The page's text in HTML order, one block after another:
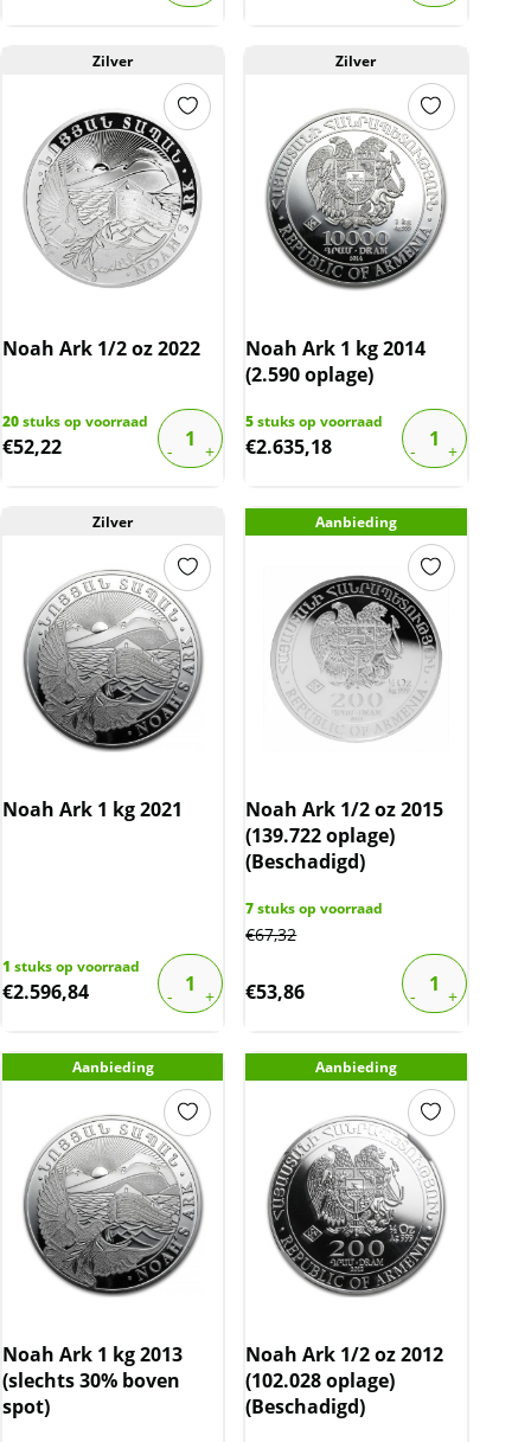
Zilver
Noah Ark 1/2 oz 2022
20stuks op voorraad
€52,22
Zilver
Noah Ark 1 kg 2014
(2.590 oplage)
5stuks op voorraad
€2.635,18
Zilver
Noah Ark 1 kg 2021
1 stuks op voorraad
€2.596,84
Aanbieding
Noah Ark 1/2 oz 2015
(139.722 oplage)
(Beschadigd)
7stuks op voorraad
€67,32
€53,86
Aanbieding
Noah Ark 1 kg 2013
(slechts 30% boven
spot)
Aanbieding
Noah Ark 1/2 oz 2012
(102.028 oplage)
(Beschadigd)